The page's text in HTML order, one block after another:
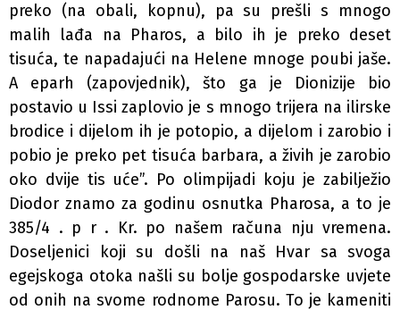
preko (na obali, kopnu), pa su prešli s mnogo
malih lađa na Pharos, a bilo ih je preko deset
tisuća, te napadajući na Helene mnoge poubi­ jaše.
A eparh (zapovjednik), što ga je Dionizije bio
postavio u Issi zaplovio je s mnogo trijera na ilirske
brodice i dijelom ih je potopio, a dijelom i zarobio i
pobio je preko pet tisuća barbara, a živih je zarobio
oko dvije tis uće”. Po olimpijadi koju je zabilježio
Diodor znamo za godinu osnutka Pharosa, a to je
385/4 . p r . Kr. po našem računa­ nju vremena.
Doseljenici koji su došli na naš Hvar sa svoga
egejskoga otoka našli su bolje gospodarske uvjete
od onih na svome rodnome Parosu. To je kameniti